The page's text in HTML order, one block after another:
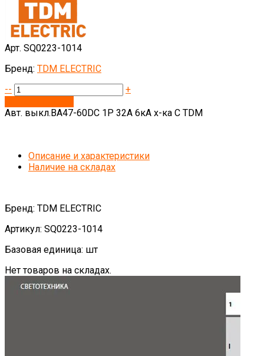
Арт. SQ0223-1014
Бренд: TDM ELECTRIC
--
+
Авт. выкл.ВА47-60DC 1P 32А 6кА х-ка С TDM
Описание и характеристики
Наличие на складах
Бренд: TDM ELECTRIC
Артикул: SQ0223-1014
Базовая единица: шт
Нет товаров на складах.